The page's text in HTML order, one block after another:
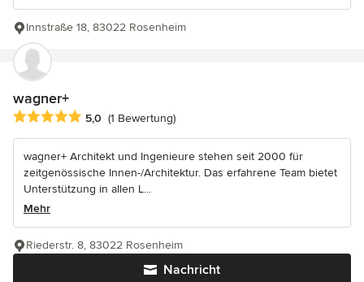
Innstraße 18, 83022 Rosenheim
wagner+
Durchschnittliche Bewertung: 5 von 5 Sternen
5,0 (1 Bewertung)
wagner+ Architekt und Ingenieure stehen seit 2000 für
zeitgenössische Innen-/Architektur. Das erfahrene Team bietet
Unterstützung in allen L...
Mehr
Nachricht
Riederstr. 8, 83022 Rosenheim